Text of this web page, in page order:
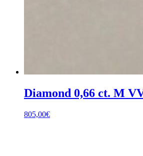
Diamond 0,66 ct. M
805,00€